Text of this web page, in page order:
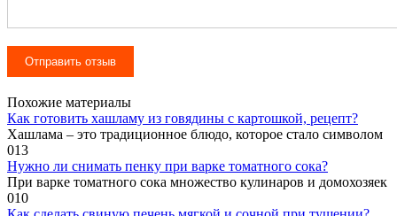
Похожие материалы
Как готовить хашламу из говядины с картошкой, рецепт?
Хашлама – это традиционное блюдо, которое стало символом
013
Нужно ли снимать пенку при варке томатного сока?
При варке томатного сока множество кулинаров и домохозяек
010